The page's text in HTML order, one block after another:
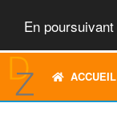
En
ACCUEIL